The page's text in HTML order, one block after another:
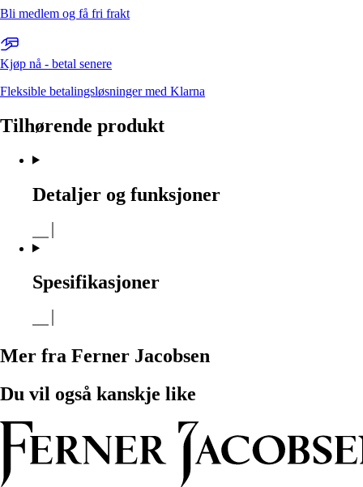
Bli medlem og få fri frakt
Kjøp nå - betal senere
Fleksible betalingsløsninger med Klarna
Tilhørende produkt
Detaljer og funksjoner
Spesifikasjoner
Mer fra Ferner Jacobsen
Du vil også kanskje like